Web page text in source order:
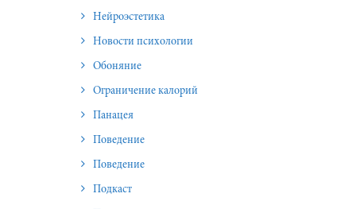
Нейроэстетика
Новости психологии
Обоняние
Ограничение калорий
Панацея
Поведение
Поведение
Подкаст